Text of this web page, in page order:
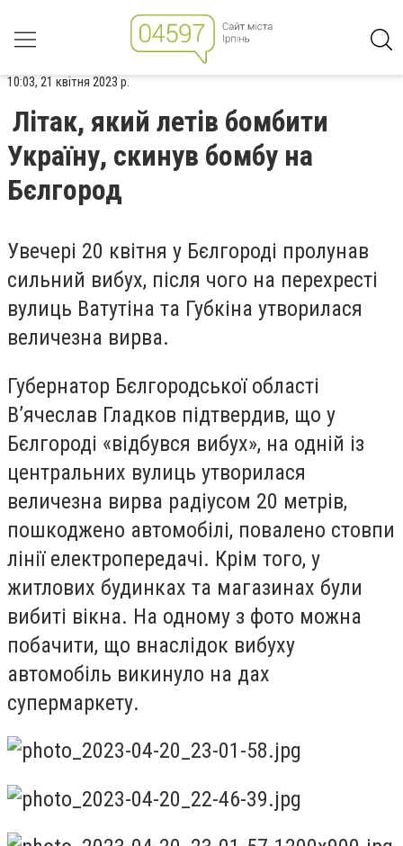
10:03, 21 квітня 2023 р.
Літак, який летів бомбити
Україну, скинув бомбу на
Бєлгород
Увечері 20 квітня у Бєлгороді пролунав
сильний вибух, після чого на перехресті
вулиць Ватутіна та Губкіна утворилася
величезна вирва.
Губернатор Бєлгородської області
В’ячеслав Гладков підтвердив, що у
Бєлгороді «відбувся вибух», на одній із
центральних вулиць утворилася
величезна вирва радіусом 20 метрів,
пошкоджено автомобілі, повалено стовпи
лінії електропередачі. Крім того, у
житлових будинках та магазинах були
вибиті вікна. На одному з фото можна
побачити, що внаслідок вибуху
автомобіль викинуло на дах
супермаркету.